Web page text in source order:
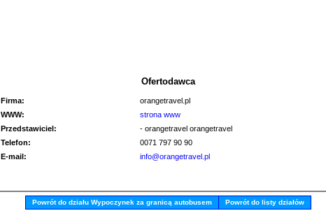
Ofertodawca
Firma:
orangetravel.pl
WWW:
strona www
Przedstawiciel:
- orangetravel orangetravel
Telefon:
0071 797 90 90
E-mail:
info@orangetravel.pl
Powrót do działu Wypoczynek za granicą autobusem Powrót do listy działów